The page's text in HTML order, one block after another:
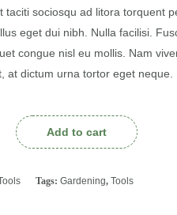
taciti sociosqu ad litora torquent
eget dui nibh. Nulla facilisi.
congue nisl eu mollis. Nam
at dictum urna tortor eget neque.
Add to cart
Tags: Gardening, Tools